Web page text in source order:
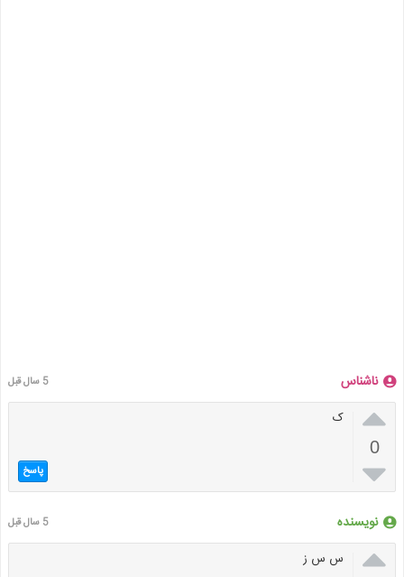
ناشناس 5 سال قبل

0

ک
پاسخ
نویسنده 5 سال قبل
 س س ز